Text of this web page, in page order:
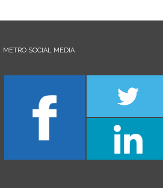
METRO SOCIAL MEDIA